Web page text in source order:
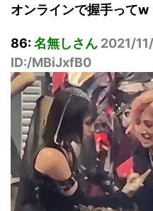
オンラインで握手ってw
86:名無しさん 2021/
ID:/MBiJxfB0